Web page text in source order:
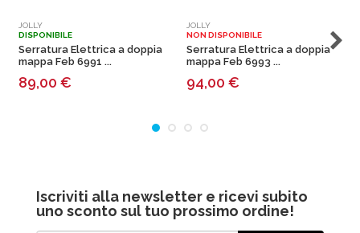
JOLLY
DISPONIBILE
Serratura Elettrica a doppia
mappa Feb 6991 ...
89,00 €
JOLLY
NON DISPONIBILE
Serratura Elettrica a doppia
mappa Feb 6993 ...
94,00 €
Iscriviti alla newsletter e ricevi subito
uno sconto sul tuo prossimo ordine!